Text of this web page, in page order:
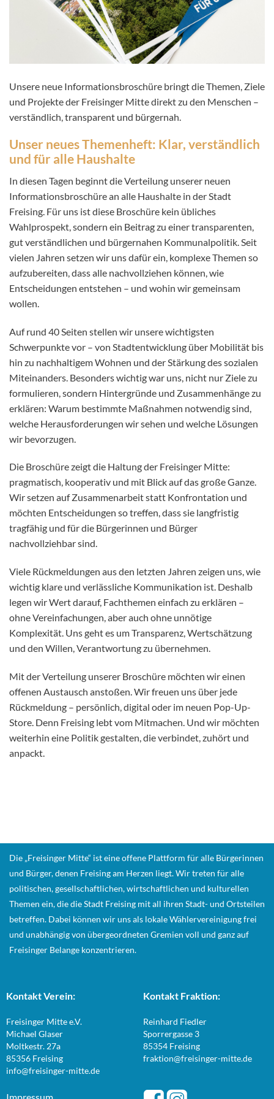
Unsere neue Informationsbroschüre bringt die Themen, Ziele
und Projekte der Freisinger Mitte direkt zu den Menschen –
verständlich, transparent und bürgernah.
Unser neues Themenheft: Klar, verständlich
und für alle Haushalte
In diesen Tagen beginnt die Verteilung unserer neuen
Informationsbroschüre an alle Haushalte in der Stadt
Freising. Für uns ist diese Broschüre kein übliches
Wahlprospekt, sondern ein Beitrag zu einer transparenten,
gut verständlichen und bürgernahen Kommunalpolitik. Seit
vielen Jahren setzen wir uns dafür ein, komplexe Themen so
aufzubereiten, dass alle nachvollziehen können, wie
Entscheidungen entstehen – und wohin wir gemeinsam
wollen.
Auf rund 40 Seiten stellen wir unsere wichtigsten
Schwerpunkte vor – von Stadtentwicklung über Mobilität bis
hin zu nachhaltigem Wohnen und der Stärkung des sozialen
Miteinanders. Besonders wichtig war uns, nicht nur Ziele zu
formulieren, sondern Hintergründe und Zusammenhänge zu
erklären: Warum bestimmte Maßnahmen notwendig sind,
welche Herausforderungen wir sehen und welche Lösungen
wir bevorzugen.
Die Broschüre zeigt die Haltung der Freisinger Mitte:
pragmatisch, kooperativ und mit Blick auf das große Ganze.
Wir setzen auf Zusammenarbeit statt Konfrontation und
möchten Entscheidungen so treffen, dass sie langfristig
tragfähig und für die Bürgerinnen und Bürger
nachvollziehbar sind.
Viele Rückmeldungen aus den letzten Jahren zeigen uns, wie
wichtig klare und verlässliche Kommunikation ist. Deshalb
legen wir Wert darauf, Fachthemen einfach zu erklären –
ohne Vereinfachungen, aber auch ohne unnötige
Komplexität. Uns geht es um Transparenz, Wertschätzung
und den Willen, Verantwortung zu übernehmen.
Mit der Verteilung unserer Broschüre möchten wir einen
offenen Austausch anstoßen. Wir freuen uns über jede
Rückmeldung – persönlich, digital oder im neuen Pop-Up-
Store. Denn Freising lebt vom Mitmachen. Und wir möchten
weiterhin eine Politik gestalten, die verbindet, zuhört und
anpackt.
Die „Freisinger Mitte“ ist eine offene Plattform für alle Bürgerinnen
und Bürger, denen Freising am Herzen liegt. Wir treten für alle
politischen, gesellschaftlichen, wirtschaftlichen und kulturellen
Themen ein, die die Stadt Freising mit all ihren Stadt- und Ortsteilen
betreffen. Dabei können wir uns als lokale Wählervereinigung frei
und unabhängig von übergeordneten Gremien voll und ganz auf
Freisinger Belange konzentrieren.
Kontakt Verein:
Freisinger Mitte e.V.
Michael Glaser
Moltkestr. 27a
85356 Freising
info@freisinger-mitte.de
Kontakt Fraktion:
Reinhard Fiedler
Sporrergasse 3
85354 Freising
fraktion@freisinger-mitte.de